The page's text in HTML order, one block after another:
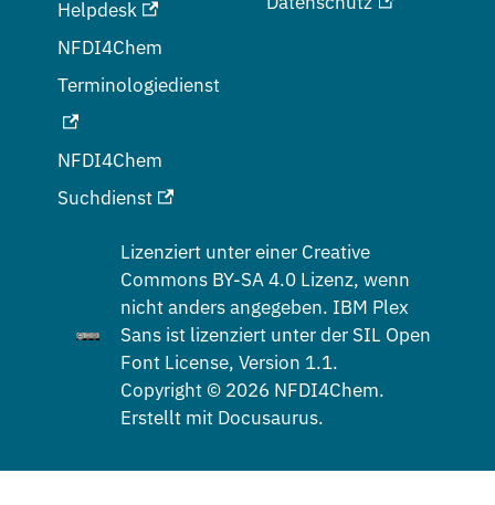
Helpdesk
NFDI4Chem
Terminologiedienst
NFDI4Chem
Suchdienst
Lizenziert unter einer Creative
Commons BY-SA 4.0Lizenz, wenn
nicht anders angegeben. IBM Plex
Sans ist lizenziert unter der SIL Open
Font License, Version 1.1.
Copyright © 2026 NFDI4Chem.
Erstellt mit Docusaurus.